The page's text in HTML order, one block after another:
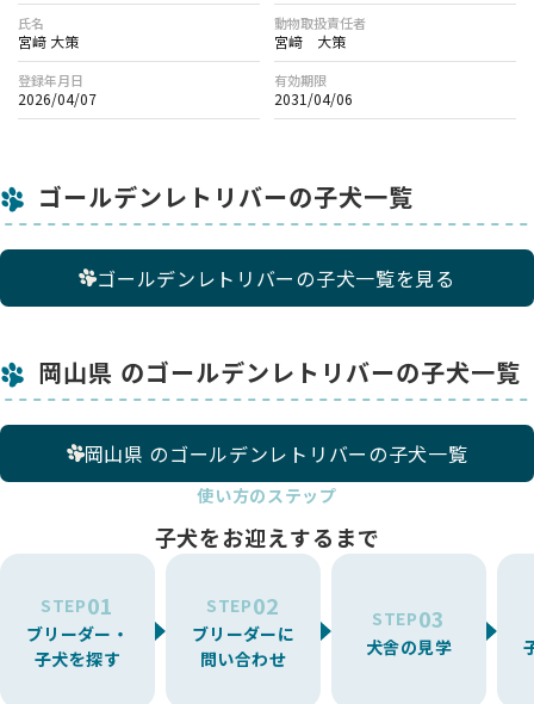
氏名
宮﨑 大策
動物取扱責任者
宮﨑 大策
登録年月日
2026/04/07
有効期限
2031/04/06
ゴールデンレトリバーの子犬一覧
ゴールデンレトリバーの子犬一覧を見る
岡山県 のゴールデンレトリバーの子犬一覧
岡山県 のゴールデンレトリバーの子犬一覧
使い方のステップ
子犬をお迎えするまで
STEP01
ブリーダー・
子犬を探す
STEP02
ブリーダーに
問い合わせ
STEP03
犬舎の見学